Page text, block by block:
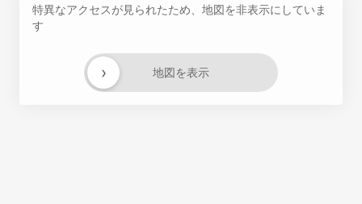
特異なアクセスが見られたため、地図を非表示にしていま
す
地図を表示
›